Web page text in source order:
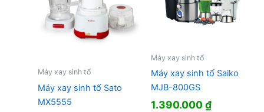
Máy xay sinh tố
Máy xay sinh tố Sato
MX5555
Máy xay sinh tố
Máy xay sinh tố Saiko
MJB-800GS
1.390.000₫